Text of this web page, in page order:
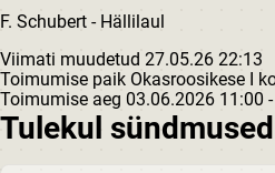
F. Schubert - Hällilaul
Viimati muudetud 27.05.26 22:13
Toimumise paik Okasroosikese I
Toimumise aeg 03.06.2026 11:00
Tulekul sündmused